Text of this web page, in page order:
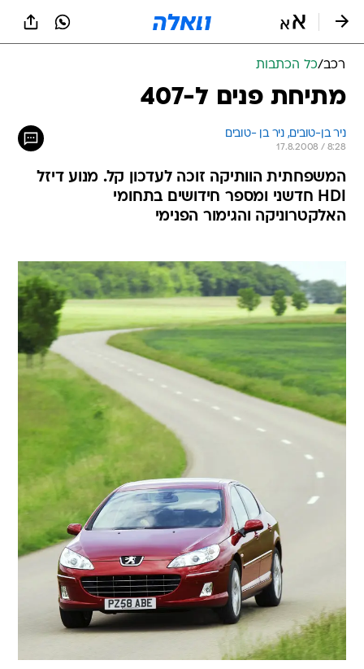
רכב/כל הכתבות
מתיחת פנים ל-407
ניר בן-טובים, ניר בן -טובים
17.8.2008 / 8:28
המשפחתית הוותיקה זוכה לעדכון קל. מנוע דיזל
HDI חדשני ומספר חידושים בתחומי
האלקטרוניקה והגימור הפנימי